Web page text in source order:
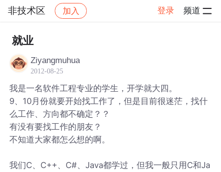
非技术区 加入 登录 频道
社区
就业
Ziyangmuhua
2012-08-25
我是一名软件工程专业的学生，开学就大四。
9、10月份就要开始找工作了，但是目前很迷茫，找什
么工作、方向都不确定？？
有没有要找工作的朋友？
不知道大家都怎么想的啊。
我们C、C++、C#、Java都学过，但我一般只用C和Ja